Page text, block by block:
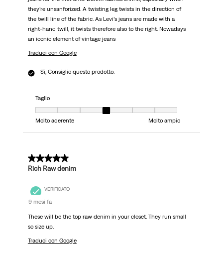
they’re unsanforized. A twisting leg twists in the direction of
the twill line of the fabric. As Levi’s jeans are made with a
right-hand twill, it twists therefore also to the right. Nowadays
an iconic element of vintage jeans
Traduci con Google
Sì, Consiglio questo prodotto.
Taglio
Taglio, 4 su 7, dove 1 è uguale a Molto aderente e 7 è uguale a Molto
Molto aderente
Molto ampio
5 su 5 stelle.
Rich Raw denim
VERIFICATO
9 mesi fa
These will be the top raw denim in your closet. They run small
so size up.
Traduci con Google